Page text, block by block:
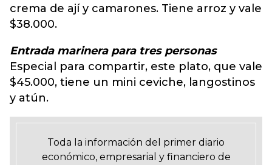
crema de ají y camarones. Tiene arroz y vale
$38.000.
Entrada marinera para tres personas
Especial para compartir, este plato, que vale
$45.000, tiene un mini ceviche, langostinos
y atún.
Toda la información del primer diario
económico, empresarial y financiero de